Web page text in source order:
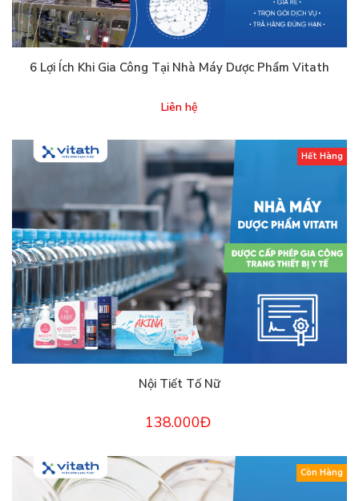
6 Lợi Ích Khi Gia Công Tại Nhà Máy Dược Phẩm Vitath
Liên hệ
Hết Hàng
Nội Tiết Tố Nữ
138.000Đ
Còn Hàng